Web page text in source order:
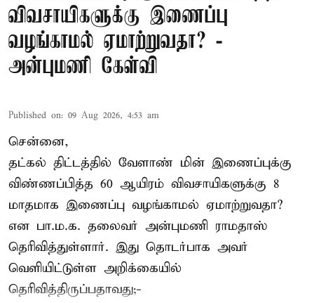
விவசாயிகளுக்கு இணைப்பு
வழங்காமல் ஏமாற்றுவதா? -
அன்புமணி கேள்வி
Published on: 09 Aug 2026, 4:53 am
சென்னை,
தட்கல் திட்டத்தில் வேளாண் மின் இணைப்புக்கு
விண்ணப்பித்த 60 ஆயிரம் விவசாயிகளுக்கு 8
மாதமாக இணைப்பு வழங்காமல் ஏமாற்றுவதா?
என பா.ம.க. தலைவர் அன்புமணி ராமதாஸ்
தெரிவித்துள்ளார். இது தொடர்பாக அவர்
வெளியிட்டுள்ள அறிக்கையில்
தெரிவித்திருப்பதாவது;-